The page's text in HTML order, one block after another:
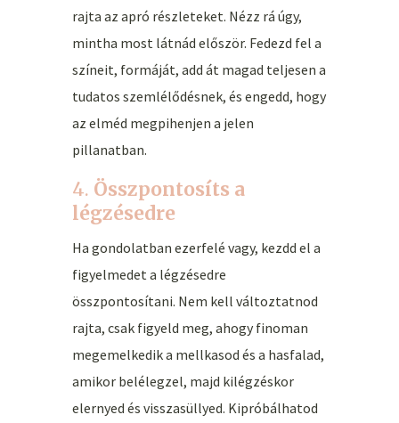
rajta az apró részleteket. Nézz rá úgy,
mintha most látnád először. Fedezd fel a
színeit, formáját, add át magad teljesen a
tudatos szemlélődésnek, és engedd, hogy
az elméd megpihenjen a jelen
pillanatban.
4. Összpontosíts a
légzésedre
Ha gondolatban ezerfelé vagy, kezdd el a
figyelmedet a légzésedre
összpontosítani. Nem kell változtatnod
rajta, csak figyeld meg, ahogy finoman
megemelkedik a mellkasod és a hasfalad,
amikor belélegzel, majd kilégzéskor
elernyed és visszasüllyed. Kipróbálhatod